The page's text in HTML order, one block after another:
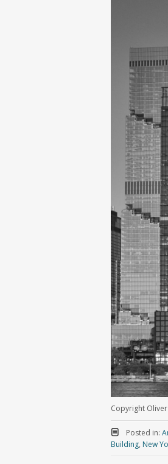
Copyright
Posted in:
Building, New